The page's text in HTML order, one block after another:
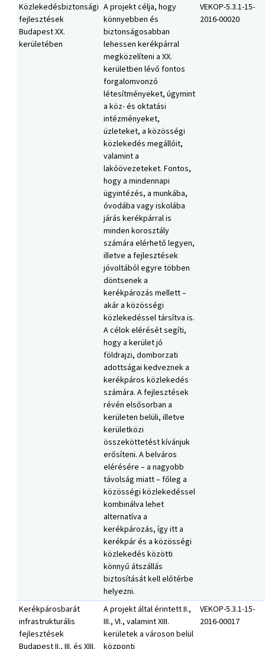
Közlekedésbiztonsági
fejlesztések
Budapest XX.
kerületében
A projekt célja, hogy
könnyebben és
biztonságosabban
lehessen kerékpárral
megközelíteni a XX.
kerületben lévő fontos
forgalomvonzó
létesítményeket, úgymint
a köz- és oktatási
intézményeket,
üzleteket, a közösségi
közlekedés megállóit,
valamint a
lakóövezeteket. Fontos,
hogy a mindennapi
ügyintézés, a munkába,
óvodába vagy iskolába
járás kerékpárral is
minden korosztály
számára elérhető legyen,
illetve a fejlesztések
jóvoltából egyre többen
döntsenek a
kerékpározás mellett –
akár a közösségi
közlekedéssel társítva is.
A célok elérését segíti,
hogy a kerület jó
földrajzi, domborzati
adottságai kedveznek a
kerékpáros közlekedés
számára. A fejlesztések
révén elsősorban a
kerületen belüli, illetve
kerületközi
összeköttetést kívánjuk
erősíteni. A belváros
elérésére – a nagyobb
távolság miatt – főleg a
közösségi közlekedéssel
kombinálva lehet
alternatíva a
kerékpározás, így itt a
kerékpár és a közösségi
közlekedés közötti
könnyű átszállás
biztosítását kell előtérbe
helyezni.
VEKOP-5.3.1-15-
2016-00020
Kerékpárosbarát
infrastrukturális
fejlesztések
Budapest II., III. és XIII.
A projekt által érintett II.,
III., VI., valamint XIII.
kerületek a városon belül
központi
VEKOP-5.3.1-15-
2016-00017